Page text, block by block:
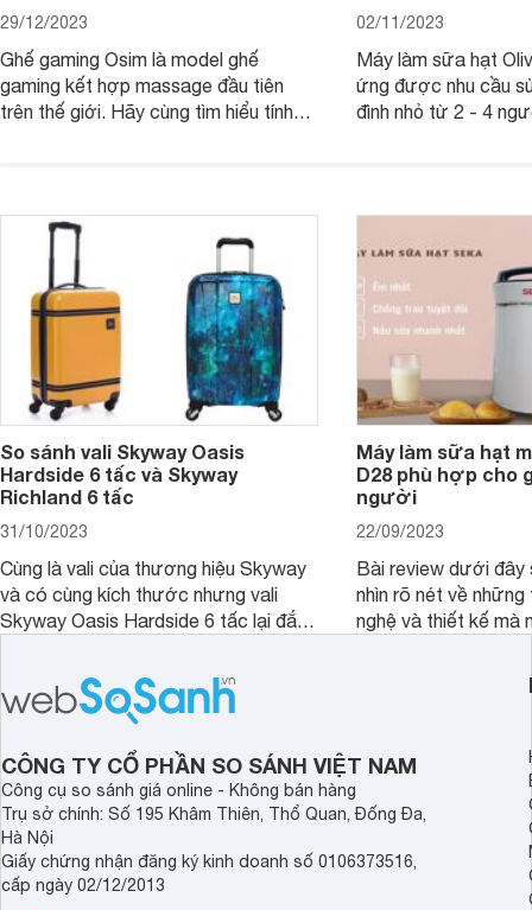
29/12/2023
Ghế gaming Osim là model ghế
gaming kết hợp massage đầu tiên
trên thế giới. Hãy cùng tìm hiểu tính
02/11/2023
Máy làm sữa hạt
ứng được nhu cầu
đình nhỏ từ 2 - 4
So sánh vali Skyway Oasis
Hardside 6 tấc và Skyway
Richland 6 tấc
31/10/2023
Cùng là vali của thương hiệu Skyway
và có cùng kích thước nhưng vali
Skyway Oasis Hardside 6 tấc lại đắt
triệu đồng.
Máy làm sữa hạt
D28 phù hợp cho
người
22/09/2023
Bài review dưới đây
nhìn rõ nét về những
nghệ và thiết kế mà
thể đưa ra quyết
CÔNG TY CỔ PHẦN SO SÁNH VIỆT NAM
Công cụ so sánh giá online - Không bán hàng
Trụ sở chính: Số 195 Khâm Thiên, Thổ Quan, Đống Đa,
Hà Nội
Giấy chứng nhận đăng ký kinh doanh số 0106373516,
cấp ngày 02/12/2013